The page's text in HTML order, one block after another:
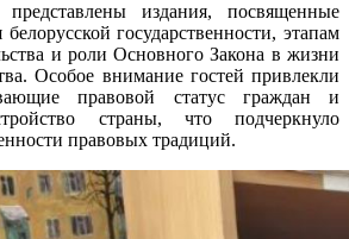
издания, посвященные
государственности, этапам
и роли Основного Закона в жизни
Особое внимание гостей привлекли
правовой статус граждан и
страны, что подчеркнуло
правовых традиций.